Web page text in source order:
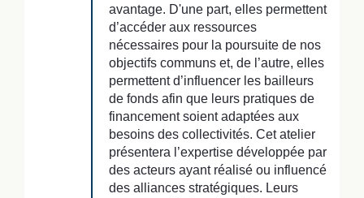
avantage. D'une part, elles permettent
d’accéder aux ressources
nécessaires pour la poursuite de nos
objectifs communs et, de l’autre, elles
permettent d’influencer les bailleurs
de fonds afin que leurs pratiques de
financement soient adaptées aux
besoins des collectivités. Cet atelier
présentera l’expertise développée par
des acteurs ayant réalisé ou influencé
des alliances stratégiques. Leurs